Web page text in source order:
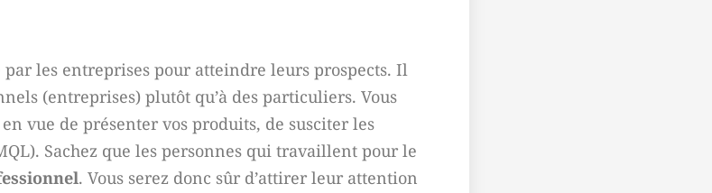
les entreprises pour atteindre leurs prospects. Il
(entreprises) plutôt qu’à des particuliers. Vous
vue de présenter vos produits, de susciter les
Sachez que les personnes qui travaillent pour le
. Vous serez donc sûr d’attirer leur attention